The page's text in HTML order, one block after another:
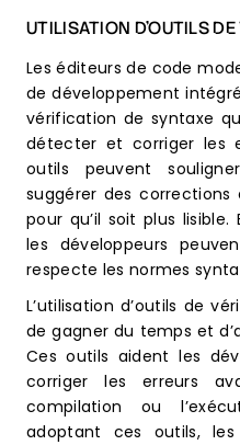
UTILISATION D’OUTILS
Les éditeurs de code
de développement
vérification de syntaxe
détecter et corriger les
outils peuvent
suggérer des
pour qu’il soit plus
les développeurs
respecte les normes
L’utilisation d’outils de
de gagner du temps et
Ces outils aident les
corriger les erreurs
compilation ou
adoptant ces outils,